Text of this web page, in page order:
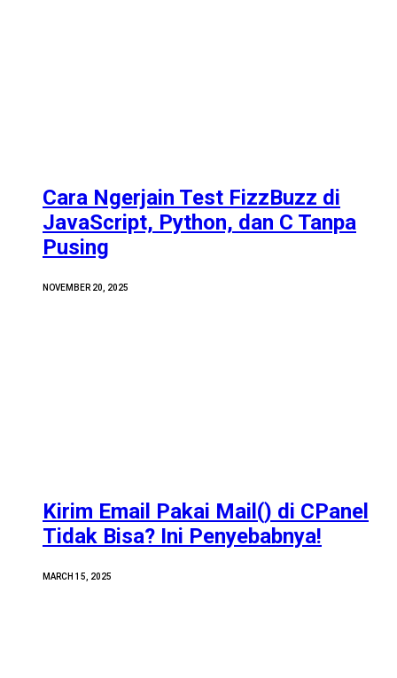
Cara Ngerjain Test FizzBuzz di
JavaScript, Python, dan C Tanpa
Pusing
NOVEMBER 20, 2025
Kirim Email Pakai Mail() di CPanel
Tidak Bisa? Ini Penyebabnya!
MARCH 15, 2025